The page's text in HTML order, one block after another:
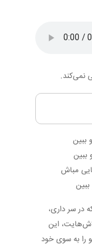
ببین
ببین
مباش
در سر داری،
این
را به سوی خود